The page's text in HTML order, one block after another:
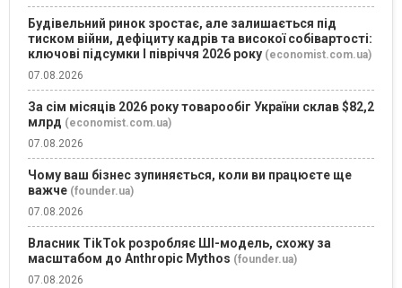
Будівельний ринок зростає, але залишається під
тиском війни, дефіциту кадрів та високої собівартості:
ключові підсумки І півріччя 2026 року (economist.com.ua)
07.08.2026
За сім місяців 2026 року товарообіг України склав $82,2
млрд (economist.com.ua)
07.08.2026
Чому ваш бізнес зупиняється, коли ви працюєте ще
важче (founder.ua)
07.08.2026
Власник TikTok розробляє ШІ-модель, схожу за
масштабом до Anthropic Mythos (founder.ua)
07.08.2026